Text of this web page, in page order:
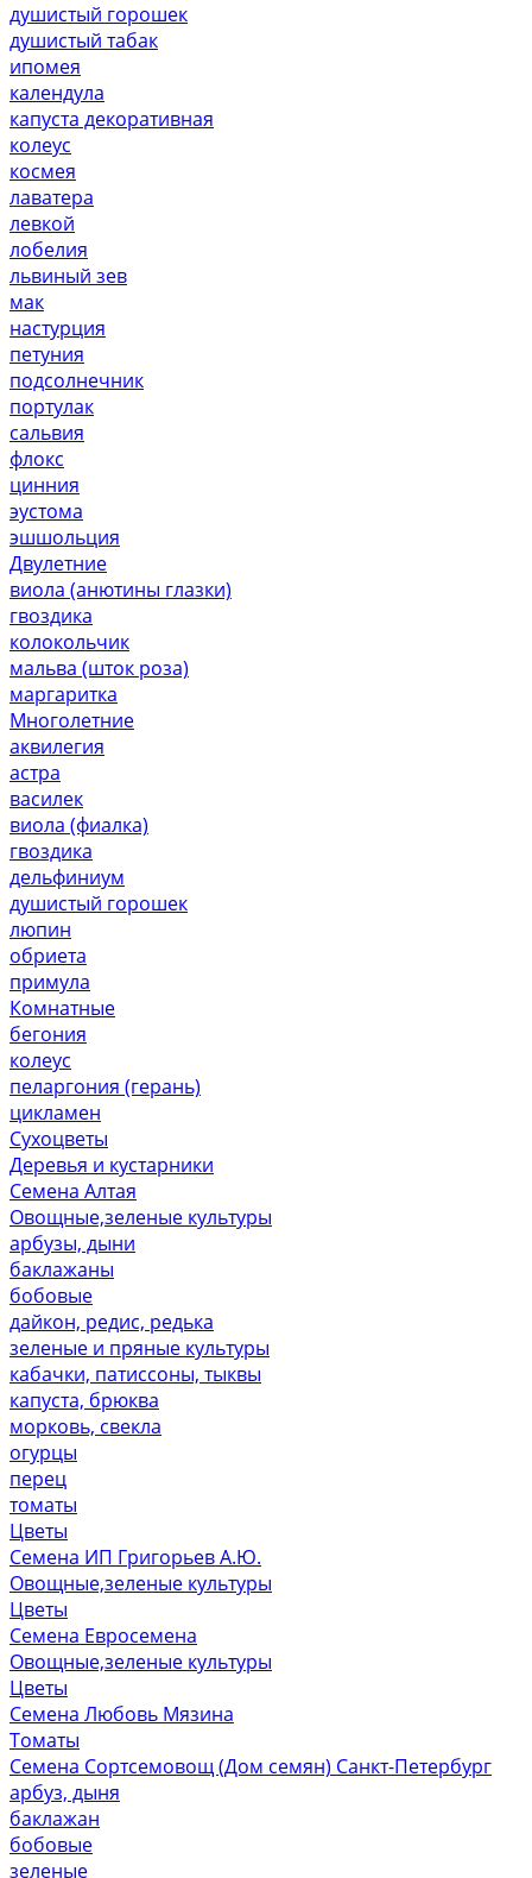
душистый горошек
душистый табак
ипомея
календула
капуста декоративная
колеус
космея
лаватера
левкой
лобелия
львиный зев
мак
настурция
петуния
подсолнечник
портулак
сальвия
флокс
цинния
эустома
эшшольция
Двулетние
виола (анютины глазки)
гвоздика
колокольчик
мальва (шток роза)
маргаритка
Многолетние
аквилегия
астра
василек
виола (фиалка)
гвоздика
дельфиниум
душистый горошек
люпин
обриета
примула
Комнатные
бегония
колеус
пеларгония (герань)
цикламен
Сухоцветы
Деревья и кустарники
Семена Алтая
Овощные,зеленые культуры
арбузы, дыни
баклажаны
бобовые
дайкон, редис, редька
зеленые и пряные культуры
кабачки, патиссоны, тыквы
капуста, брюква
морковь, свекла
огурцы
перец
томаты
Цветы
Семена ИП Григорьев А.Ю.
Овощные,зеленые культуры
Цветы
Семена Евросемена
Овощные,зеленые культуры
Цветы
Семена Любовь Мязина
Томаты
Семена Сортсемовощ (Дом семян) Санкт-Петербург
арбуз, дыня
баклажан
бобовые
зеленые